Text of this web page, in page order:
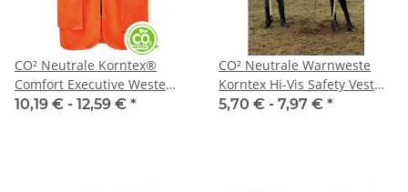
CO² Neutrale Korntex®
Comfort Executive Weste
HAMBURG Neon-Orange EN
10,19 € - 12,59 € *
CO² Neutrale Warnweste
Korntex Hi-Vis Safety Vest
Paris
5,70 € - 7,97 € *